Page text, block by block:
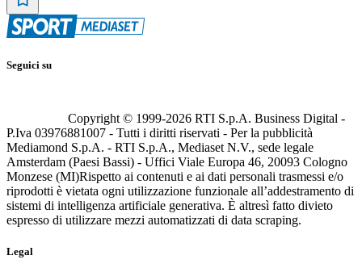
Seguici su
Copyright © 1999-2026 RTI S.p.A. Business Digital -
P.Iva 03976881007 - Tutti i diritti riservati - Per la pubblicità
Mediamond S.p.A. - RTI S.p.A., Mediaset N.V., sede legale
Amsterdam (Paesi Bassi) - Uffici Viale Europa 46, 20093 Cologno
Monzese (MI)Rispetto ai contenuti e ai dati personali trasmessi e/o
riprodotti è vietata ogni utilizzazione funzionale all’addestramento di
sistemi di intelligenza artificiale generativa. È altresì fatto divieto
espresso di utilizzare mezzi automatizzati di data scraping.
Legal